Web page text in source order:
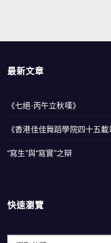
最新文章
《七絕·丙午立秋嘆》
《香港佳佳舞蹈學院四十五
“寫生”與“寫實”之辯
快速瀏覽